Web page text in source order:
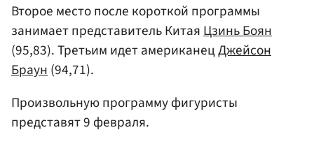
Второе место после короткой программы
занимает представитель Китая Цзинь Боян
(95,83). Третьим идет американецДжейсон
Браун (94,71).
Произвольную программу фигуристы
представят 9 февраля.